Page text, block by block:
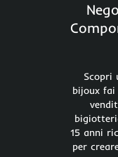
Scopri
bijoux fai
15 anni
per